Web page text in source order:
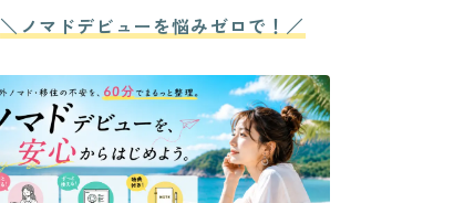
＼ノマドデビューを悩みゼロで！／